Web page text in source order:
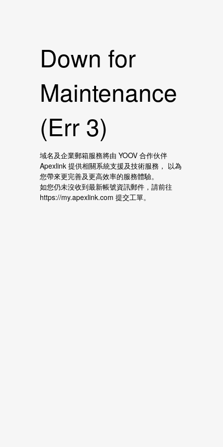
Down for
Maintenance
(Err 3)
域名及企業郵箱服務將由 YOOV 合作伙伴
Apexlink 提供相關系統支援及技術服務， 以為
您帶來更完善及更高效率的服務體驗。
如您仍未沒收到最新帳號資訊郵件，請前往
https://my.apexlink.com 提交工單。